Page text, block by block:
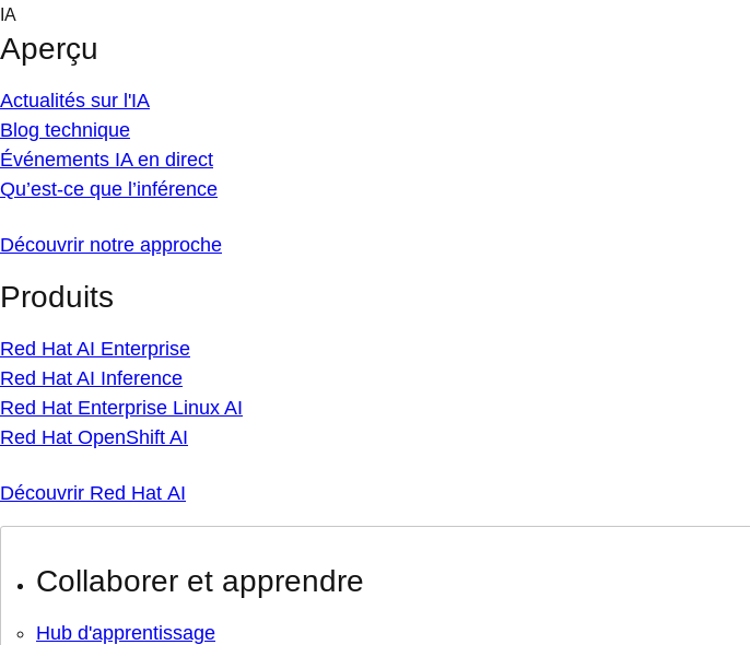
Skip
content
IA
Aperçu
Actualités sur l'IA
Blog technique
Événements IA en direct
Qu’est-ce que l’inférence
Découvrir notre approche
Produits
Red Hat AI Enterprise
Red Hat AI Inference
Red Hat Enterprise Linux AI
Red Hat OpenShift AI
Découvrir Red Hat AI
Collaborer et apprendre
Hub d'apprentissage